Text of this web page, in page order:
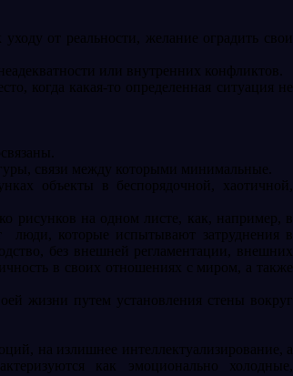
от реальности, желание оградить свои
или внутренних конфликтов.
когда какая-то определенная ситуация не
связи между которыми минимальные.
объекты в беспорядочной, хаотичной,
рисунков на одном листе, как, например, в
люди, которые испытывают затруднения в
без внешней регламентации, внешних
в своих отношениях с миром, а также
жизни путем установления стены вокруг
на излишнее интеллектуализирование, а
как эмоционально холодные,